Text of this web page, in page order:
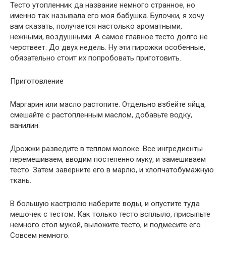
Тесто утопленник да название немного странное, но
именно так называла его моя бабушка. Булочки, я хочу
вам сказать, получается настолько ароматными,
нежными, воздушными. А самое главное тесто долго не
черствеет. До двух недель. Ну эти пирожки особенные,
обязательно стоит их попробовать приготовить.
Приготовление
Маргарин или масло растопите. Отдельно взбейте яйца,
смешайте с растопленным маслом, добавьте водку,
ванилин.
Дрожжи разведите в теплом молоке. Все ингредиенты
перемешиваем, вводим постепенно муку, и замешиваем
тесто. Затем заверните его в марлю, и хлопчатобумажную
ткань.
В большую кастрюлю наберите воды, и опустите туда
мешочек с тестом. Как только тесто всплыло, присыпьте
немного стол мукой, выложите тесто, и подмесите его.
Совсем немного.